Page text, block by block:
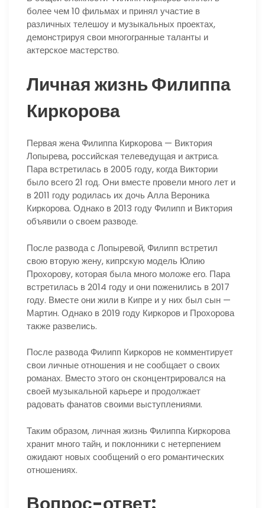
более чем 10 фильмах и принял участие в
различных телешоу и музыкальных проектах,
демонстрируя свои многогранные таланты и
актерское мастерство.
Личная жизнь Филиппа
Киркорова
Первая жена Филиппа Киркорова — Виктория
Лопырева, российская телеведущая и актриса.
Пара встретилась в 2005 году, когда Виктории
было всего 21 год. Они вместе провели много лет и
в 2011 году родилась их дочь Алла Вероника
Киркорова. Однако в 2013 году Филипп и Виктория
объявили о своем разводе.
После развода с Лопыревой, Филипп встретил
свою вторую жену, кипрскую модель Юлию
Прохорову, которая была много моложе его. Пара
встретилась в 2014 году и они поженились в 2017
году. Вместе они жили в Кипре и у них был сын —
Мартин. Однако в 2019 году Киркоров и Прохорова
также развелись.
После развода Филипп Киркоров не комментирует
свои личные отношения и не сообщает о своих
романах. Вместо этого он сконцентрировался на
своей музыкальной карьере и продолжает
радовать фанатов своими выступлениями.
Таким образом, личная жизнь Филиппа Киркорова
хранит много тайн, и поклонники с нетерпением
ожидают новых сообщений о его романтических
отношениях.